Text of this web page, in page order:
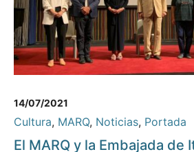
14/07/2021
Cultura, MARQ, Noticias, Portada
El MARQ y la Embajada de